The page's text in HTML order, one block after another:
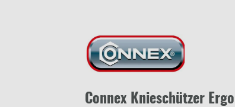
Connex Knieschützer